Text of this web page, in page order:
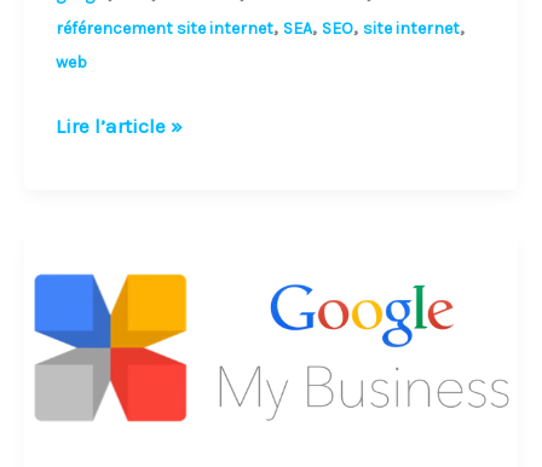
référencement site internet, SEA, SEO, site internet,
web
Lire l’article »
–
Business